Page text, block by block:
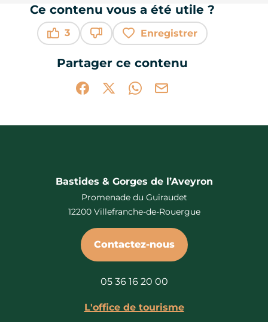
Ce contenu vous a été utile ?
3
Enregistrer
Partager ce contenu
Partager sur Facebook (nouvelle
Partager sur X / Twitter (nouvelle
Partager sur WhatsApp
Partager par mail
Bastides & Gorges de l’Aveyron
Promenade du Guiraudet
12200 Villefranche-de-Rouergue
Contactez-nous
05 36 16 20 00
L'office de tourisme